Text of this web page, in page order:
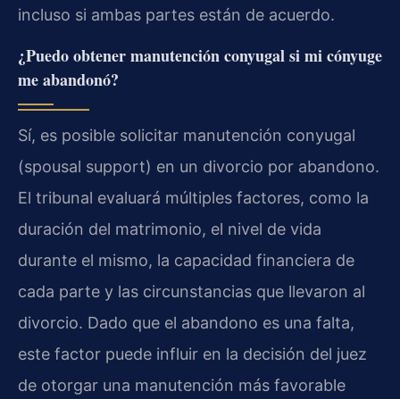
incluso si ambas partes están de acuerdo.
¿Puedo obtener manutención conyugal si mi cónyuge
me abandonó?
Sí, es posible solicitar manutención conyugal
(spousal support) en un divorcio por abandono.
El tribunal evaluará múltiples factores, como la
duración del matrimonio, el nivel de vida
durante el mismo, la capacidad financiera de
cada parte y las circunstancias que llevaron al
divorcio. Dado que el abandono es una falta,
este factor puede influir en la decisión del juez
de otorgar una manutención más favorable